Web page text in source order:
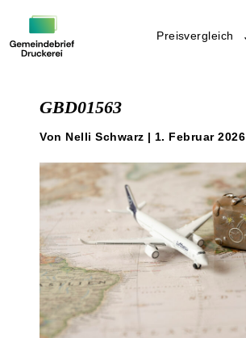
Preisvergleich
GBD01563
Von Nelli Schwarz | 1. Februar 2026